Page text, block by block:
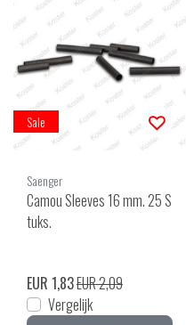
Sale
Saenger
Camou Sleeves 16 mm. 25 S
tuks.
EUR 1,83EUR 2,09
Vergelijk